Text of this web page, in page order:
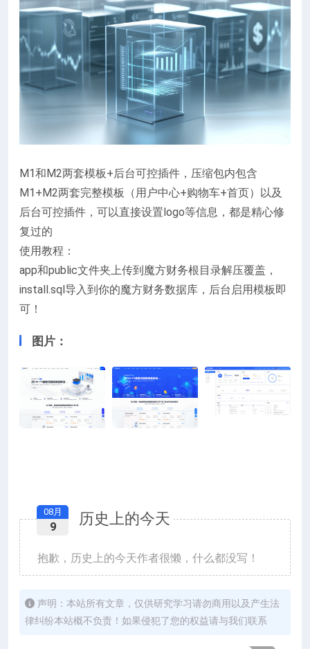
M1和M2两套模板+后台可控插件，压缩包内包含
M1+M2两套完整模板（用户中心+购物车+首页）以及
后台可控插件，可以直接设置logo等信息，都是精心修
复过的
使用教程：
app和public文件夹上传到魔方财务根目录解压覆盖，
install.sql导入到你的魔方财务数据库，后台启用模板即
可！
图片：
历史上的今天
08月
9
抱歉，历史上的今天作者很懒，什么都没写！
声明：本站所有文章，仅供研究学习请勿商用以及产生法
律纠纷本站概不负责！如果侵犯了您的权益请与我们联系